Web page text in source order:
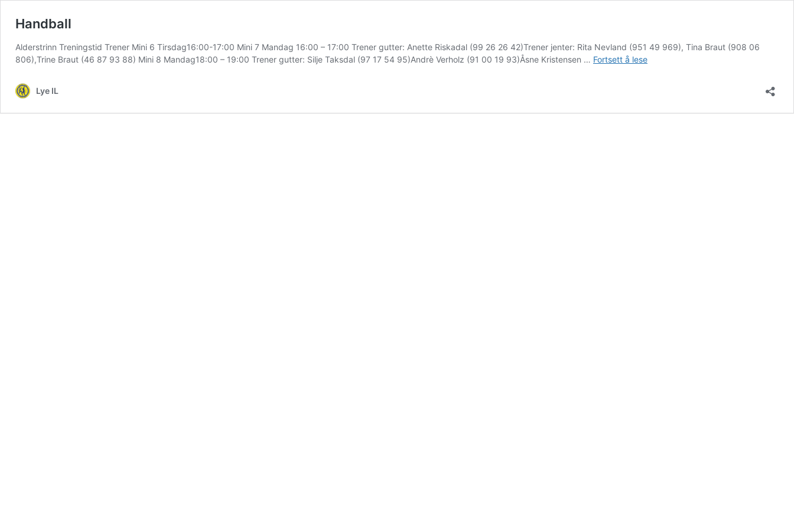
Handball
Alderstrinn Treningstid Trener Mini 6 Tirsdag16:00-17:00 Mini 7 Mandag 16:00 – 17:00 Trener gutter: Anette Riskadal (99 26 26 42)Trener jenter: Rita Nevland (951 49 969), Tina Braut (908 06
806),Trine Braut (46 87 93 88) Mini 8 Mandag18:00 – 19:00 Trener gutter: Silje Taksdal (97 17 54 95)Andrè Verholz (91 00 19 93)Åsne Kristensen … Fortsett å leseHandball
Lye IL